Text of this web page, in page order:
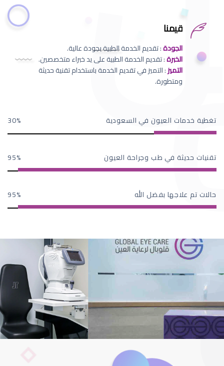
قيمنا
الجودة: تقديم الخدمة الطبية بجودة عالية.
الخبرة: تقديم الخدمة الطبية على يد خبراء متخصصين.
التميز: التميز في تقديم الخدمة باستخدام تقنية حديثة
ومتطورة.
تغطية خدمات العيون في السعودية 30
تقنيات حديثة في طب وجراحة العيون 95
حالات تم علاجها بفضل الله 95